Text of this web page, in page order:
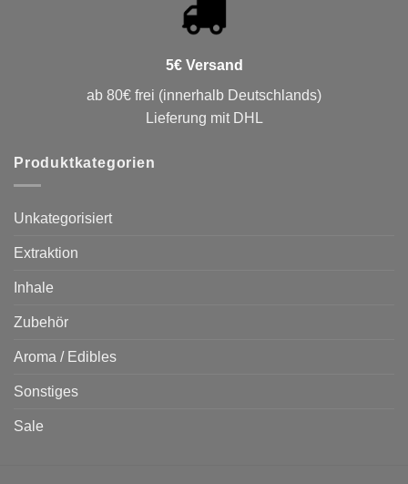
5€ Versand
ab 80€ frei (innerhalb Deutschlands)
Lieferung mit DHL
Produktkategorien
Unkategorisiert
Extraktion
Inhale
Zubehör
Aroma / Edibles
Sonstiges
Sale